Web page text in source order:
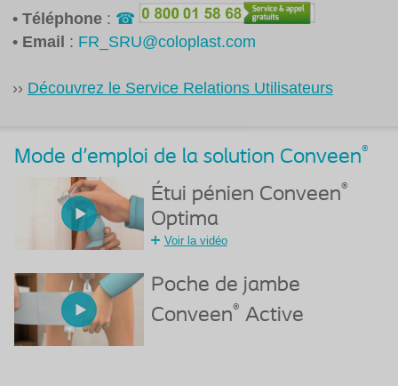
• Téléphone :
• Email : FR_SRU@coloplast.com
›› Découvrez le Service Relations Utilisateurs
Mode d'emploi de la solution Conveen®
Étui pénien Conveen®
Optima
Voir la vidéo
Poche de jambe
Conveen® Active